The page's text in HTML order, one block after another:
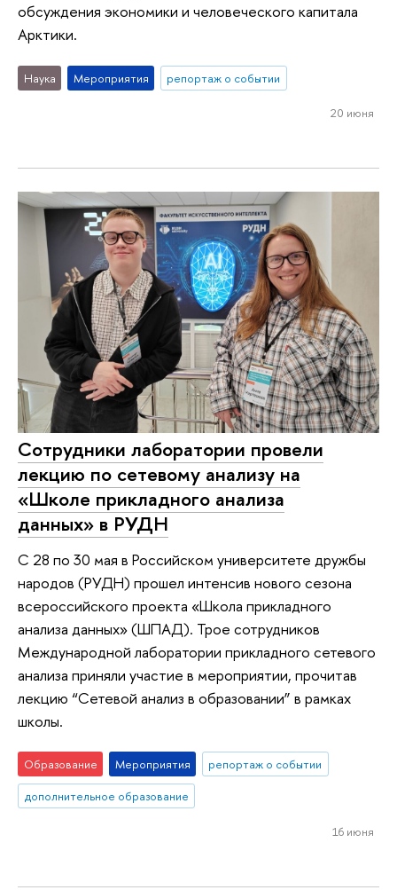
обсуждения экономики и человеческого капитала
Арктики.
Наука Мероприятия репортаж о событии
20 июня
Сотрудники лаборатории провели
лекцию по сетевому анализу на
«Школе прикладного анализа
данных» в РУДН
С 28 по 30 мая в Российском университете дружбы
народов (РУДН) прошел интенсив нового сезона
всероссийского проекта «Школа прикладного
анализа данных» (ШПАД). Трое сотрудников
Международной лаборатории прикладного сетевого
анализа приняли участие в мероприятии, прочитав
лекцию “Сетевой анализ в образовании” в рамках
школы.
Образование Мероприятия
репортаж о событии
дополнительное образование
16 июня